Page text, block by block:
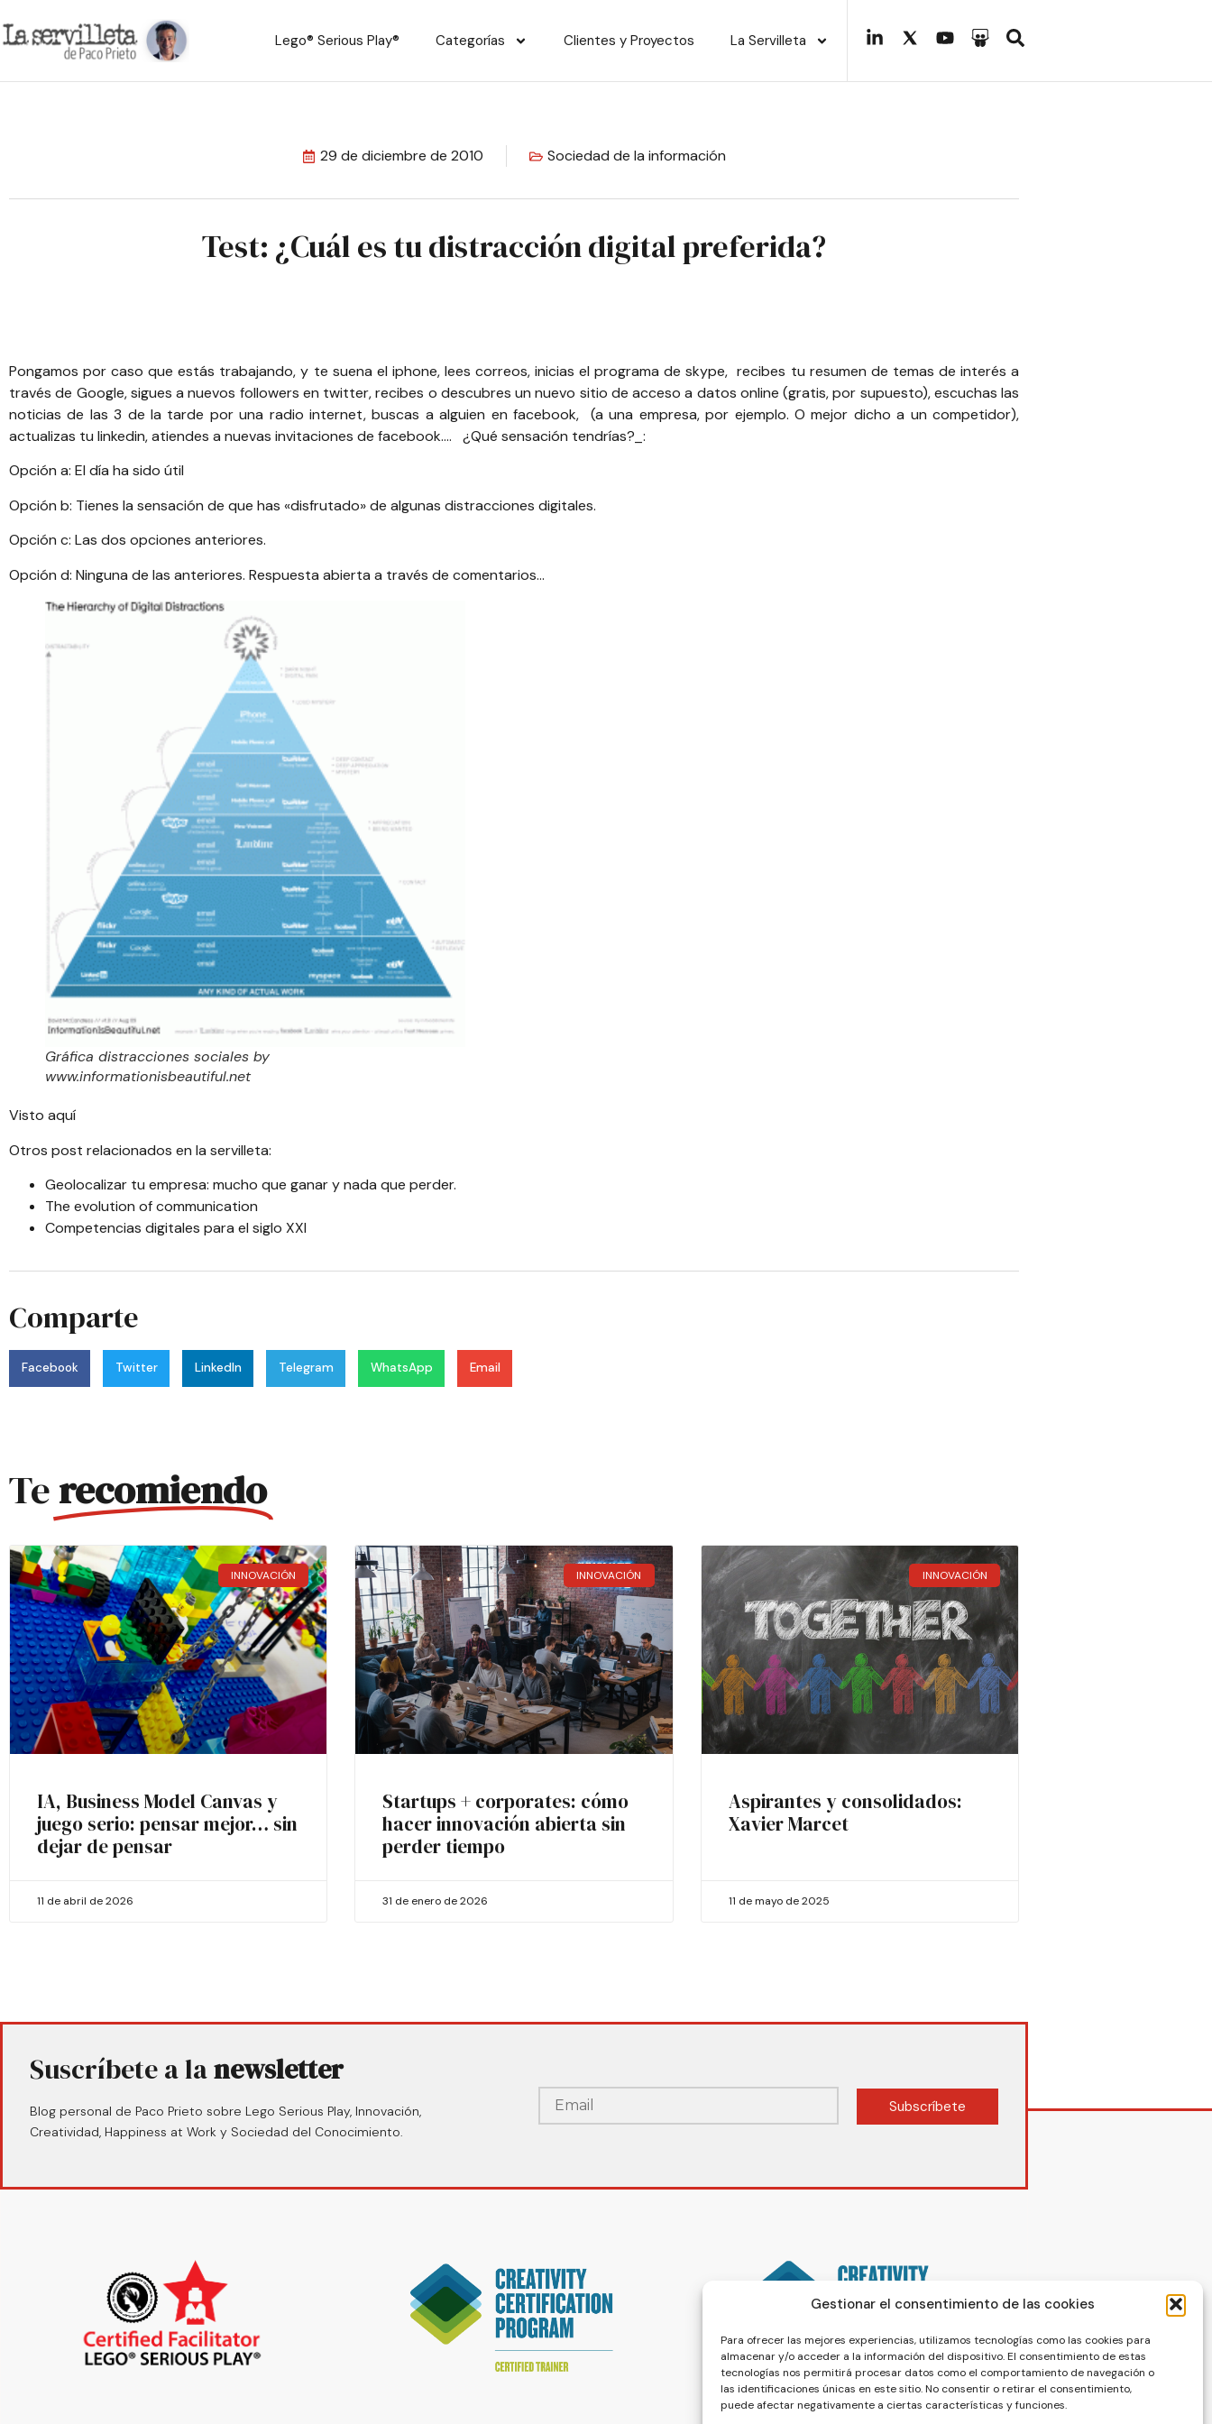
Gestionar el consentimiento de las cookies
Para ofrecer las mejores experiencias, utilizamos tecnologías como las cookies para
almacenar y/o acceder a la información del dispositivo. El consentimiento de estas
tecnologías nos permitirá procesar datos como el comportamiento de navegación o
las identificaciones únicas en este sitio. No consentir o retirar el consentimiento,
puede afectar negativamente a ciertas características y funciones.
Lego® Serious Play® Categorías Clientes y Proyectos La Servilleta
29 de diciembre de 2010 Sociedad de la información
Test: ¿Cuál es tu distracción digital preferida?
Pongamos por caso que estás trabajando, y te suena el iphone, lees correos, inicias el programa de skype, recibes tu resumen de temas de interés a
través de Google, sigues a nuevos followers en twitter, recibes o descubres un nuevo sitio de acceso a datos online (gratis, por supuesto), escuchas las
noticias de las 3 de la tarde por una radio internet, buscas a alguien en facebook, (a una empresa, por ejemplo. O mejor dicho a un competidor),
actualizas tu linkedin, atiendes a nuevas invitaciones de facebook…. ¿Qué sensación tendrías?_:
Opción a: El día ha sido útil
Opción b: Tienes la sensación de que has «disfrutado» de algunas distracciones digitales.
Opción c: Las dos opciones anteriores.
Opción d: Ninguna de las anteriores. Respuesta abierta a través de comentarios…
Gráfica distracciones sociales by
www.informationisbeautiful.net
Visto aquí
Otros post relacionados en la servilleta:
Geolocalizar tu empresa: mucho que ganar y nada que perder.
The evolution of communication
Competencias digitales para el siglo XXI
Comparte
Facebook Twitter LinkedIn Telegram WhatsApp Email
Terecomiendo
INNOVACIÓN
IA, Business Model Canvas y
juego serio: pensar mejor… sin
dejar de pensar
11 de abril de 2026
INNOVACIÓN
Startups + corporates: cómo
hacer innovación abierta sin
perder tiempo
31 de enero de 2026
INNOVACIÓN
Aspirantes y consolidados:
Xavier Marcet
11 de mayo de 2025
Suscríbete a lanewsletter
Blog personal de Paco Prieto sobre Lego Serious Play, Innovación,
Creatividad, Happiness at Work y Sociedad del Conocimiento.
Subscríbete